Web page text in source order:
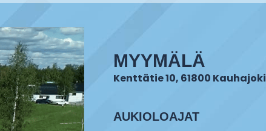
MYYMÄLÄ
Kenttätie 10, 61800 Kauhajoki
AUKIOLOAJAT